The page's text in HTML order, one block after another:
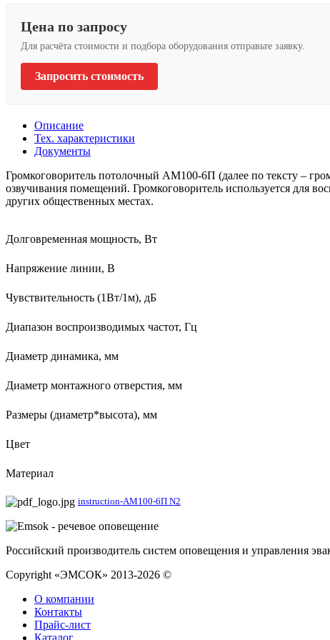
Цена по запросу
Для расчёта стоимости и подбора оборудования отправьте заявку.
Запросить стоимость
Описание
Тех. характеристики
Документы
Громкоговоритель потолочный АМ100-6П (далее по тексту –
озвучивания помещений. Громкоговоритель используется для
других общественных местах.
Долговременная мощность, Вт
Напряжение линии, В
Чувствительность (1Вт/1м), дБ
Диапазон воспроизводимых частот, Гц
Диаметр динамика, мм
Диаметр монтажного отверстия, мм
Размеры (диаметр*высота), мм
Цвет
Материал
instruction-АМ100-6П N2
Российский производитель систем оповещения и управления
Copyright «ЭМСОК» 2013-2026 ©
О компании
Контакты
Прайс-лист
Каталог